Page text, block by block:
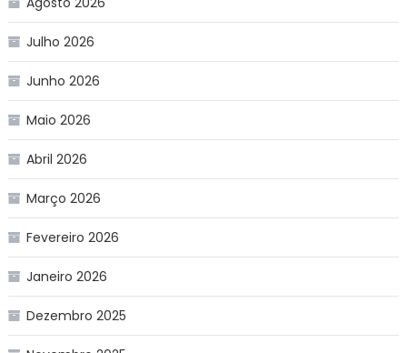
Julho 2026
Junho 2026
Maio 2026
Abril 2026
Março 2026
Fevereiro 2026
Janeiro 2026
Dezembro 2025